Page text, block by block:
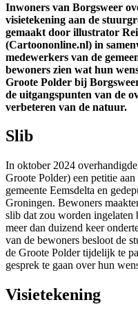
Inwoners van Borgsweer
visietekening aan de
gemaakt door illustrator
(Cartoononline.nl) in
medewerkers van de
bewoners zien wat hun
Groote Polder bij
de uitgangspunten van de
verbeteren van de natuur.
Slib
In oktober 2024
Groote Polder) een petitie
gemeente Eemsdelta en
Groningen. Bewoners
slib dat zou worden
meer dan duizend keer
van de bewoners besloot de
de Groote Polder tijdelijk te
gesprek te gaan over hun
Visietekening